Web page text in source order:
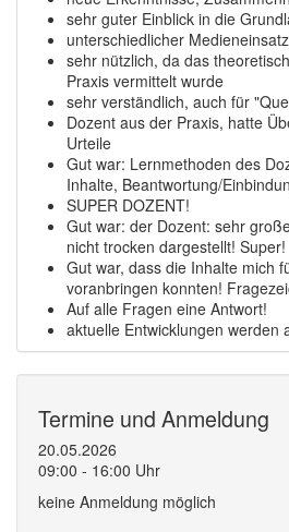
sehr guter Einblick in die
unterschiedlicher Medieneinsatz
sehr nützlich, da das
Praxis vermittelt wurde
sehr verständlich, auch für
Dozent aus der Praxis, hatte
Urteile
Gut war: Lernmethoden des
Inhalte, Beantwortung/
SUPER DOZENT!
Gut war: der Dozent: sehr
nicht trocken dargestellt! Super!
Gut war, dass die Inhalte mich
voranbringen konnten!
Auf alle Fragen eine Antwort!
aktuelle Entwicklungen werden
Termine und Anmeldung
20.05.2026
09:00 - 16:00 Uhr
keine Anmeldung möglich